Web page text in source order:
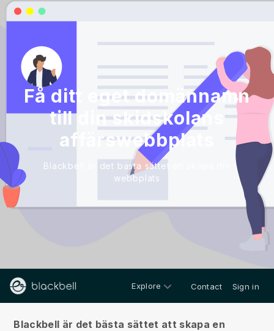
Få ditt eget domännamn
till din skidskolans
affärswebbplats
Blackbell är det bästa sättet att skapa din
webbplats
Explore Contact Sign in
Blackbell är det bästa sättet att skapa en